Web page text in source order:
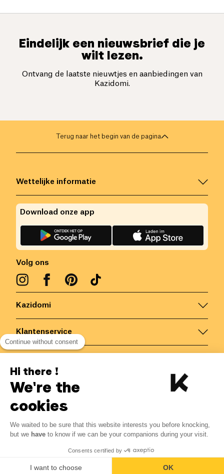
Eindelijk een nieuwsbrief die je
wilt lezen.
Ontvang de laatste nieuwtjes en aanbiedingen van
Kazidomi.
3.57€ 2.86 € -20% ?
Bespaar 0.71 € met K+
Toevoegen aan mandje
Terug naar het begin van de pagina
Kazidomi
Klantenservice
Wettelijke informatie
Volg ons
Download onze app
België/ NL
Alle rechten voorbehouden
Continue without consent
Hi there !
We're the
cookies
We waited to be sure that this website interests you before knocking,
but we have to know if we can be your companions during your visit.
Consents certified by
I want to choose OK